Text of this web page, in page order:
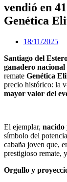
vendió en
Genética
18/11/2025
Santiago del
ganadero
remate Genética
precio histórico: la
mayor valor del
El ejemplar, nacido
símbolo del
cabaña joven que,
prestigioso remate,
Orgullo y